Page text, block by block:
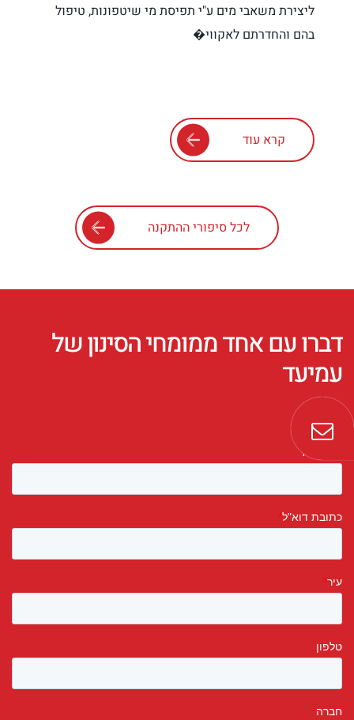
ליצירת משאבי מים ע"י תפיסת מי שיטפונות, טיפול
בהם והחדרתם לאקווי�
קרא עוד
לכל סיפורי ההתקנה
דברו עם אחד ממומחי הסינון של
עמיעד